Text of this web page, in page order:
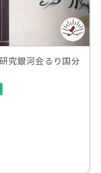
究銀河会るり国分